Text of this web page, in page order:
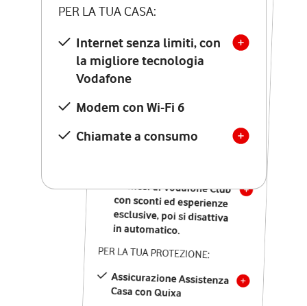
PER LA TUA CASA:
Internet senza limiti, con
la migliore tecnologia
Vodafone
Modem con Wi-Fi 6
Chiamate a consumo
PER LA TUA CASA:
Internet senza limiti, con
la migliore tecnologia
Vodafone
Modem Seven con Wi-Fi 7
Chiamate illimitate verso
numeri fissi e mobili
nazionali
12 mesi di Vodafone Club
con sconti ed esperienze
esclusive, poi si disattiva
in automatico.
PER LA TUA PROTEZIONE:
Assicurazione Assistenza
Casa con Quixa